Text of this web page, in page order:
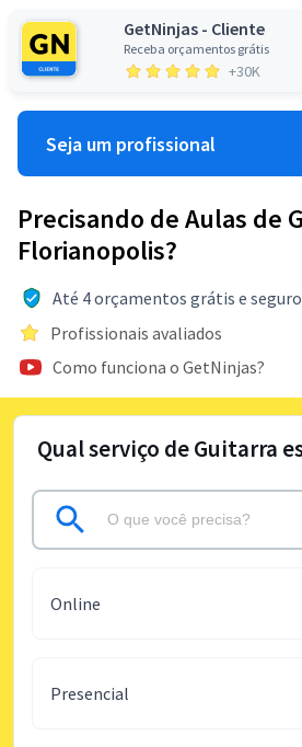
GetNinjas - Cliente
Receba orçamentos grátis
+30K
Seja um profissional
Precisando de Aulas de
Florianopolis?
Até 4 orçamentos grátis e
Profissionais avaliados
Como funciona o GetNinjas?
Qual serviço de Guitarra
Online
Presencial